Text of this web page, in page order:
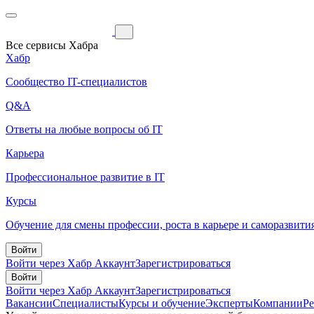
Все сервисы Хабра
Хабр
Сообщество IT-специалистов
Q&A
Ответы на любые вопросы об IT
Карьера
Профессиональное развитие в IT
Курсы
Обучение для смены профессии, роста в карьере и
Войти
Войти через Хабр АккаунтЗарегистрироваться
Войти
Войти через Хабр АккаунтЗарегистрироваться
ВакансииСпециалистыКурсы и обучениеЭкспертыКомпании